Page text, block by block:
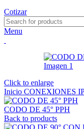
Cotizar
Menu
Click to enlarge
Inicio CONEXIONES
CODO DE 45° PPH
Back to products